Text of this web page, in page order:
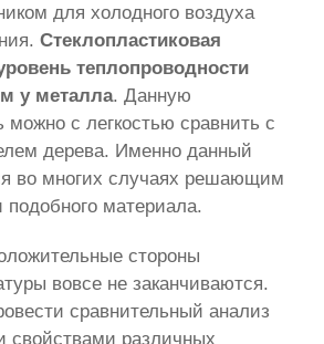
для холодного воздуха
Стеклопластиковая
теплопроводности
у металла. Данную
можно с легкостью сравнить с
дерева. Именно данный
во многих случаях решающим
подобного материала.
стороны
вовсе не заканчиваются.
сравнительный анализ
различных